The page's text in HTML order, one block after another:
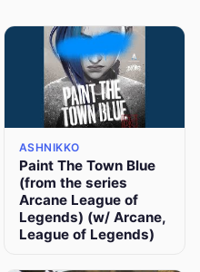
ASHNIKKO
Paint The Town Blue
(from the series
Arcane League of
Legends) (w/ Arcane,
League of Legends)